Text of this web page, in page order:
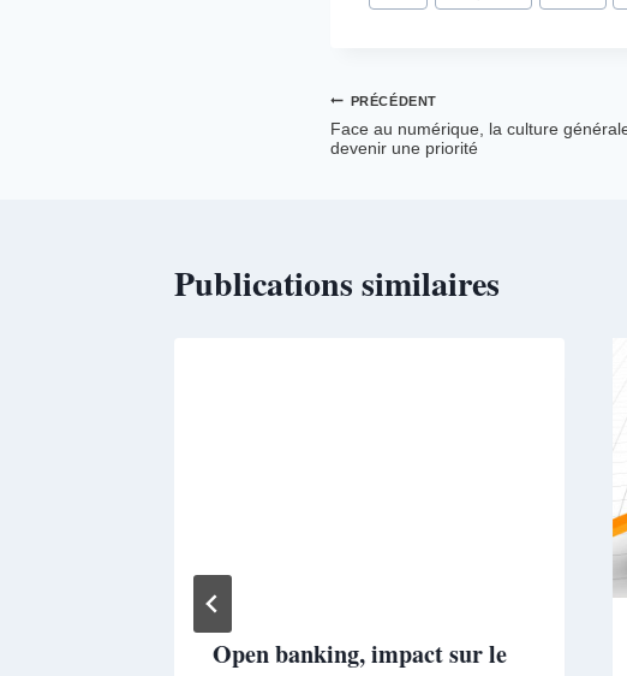
Navigation
de
PRÉCÉDENT
Face au numérique, la culture
devenir une priorité
Publications similaires
Open banking, impact sur le